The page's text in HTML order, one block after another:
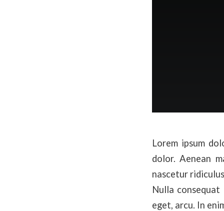
Lorem ipsum
dolor. Aenean
nascetur
Nulla
eget, arcu. In